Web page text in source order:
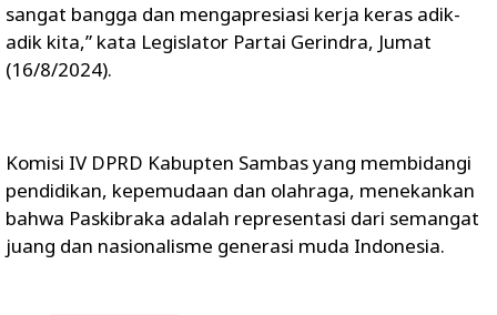
sangat bangga dan mengapresiasi kerja keras adik-
adik kita,” kata Legislator Partai Gerindra, Jumat
(16/8/2024).
Komisi IV DPRD Kabupten Sambas yang membidangi
pendidikan, kepemudaan dan olahraga, menekankan
bahwa Paskibraka adalah representasi dari semangat
juang dan nasionalisme generasi muda Indonesia.